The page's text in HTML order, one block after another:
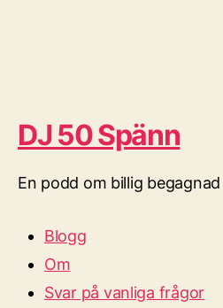
DJ 50 Spänn
En podd om billig
Blogg
Om
Svar på vanliga frågor